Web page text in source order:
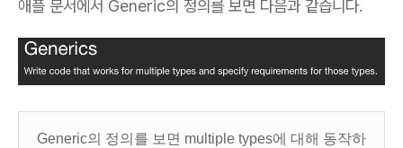
애플 문서에서 Generic의 정의를 보면 다음과 같습니다.
Generic의 정의를 보면 multiple types에 대해 동작하